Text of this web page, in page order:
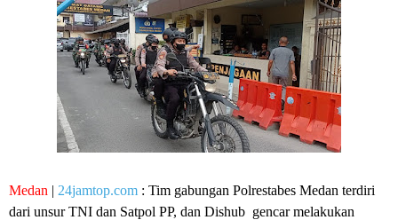
Medan | 24jamtop.com : Tim gabungan Polrestabes Medan terdiri
dari unsur TNI dan Satpol PP, dan Dishub gencar melakukan